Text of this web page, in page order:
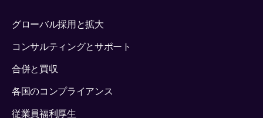
グローバル採用と拡大
コンサルティングとサポート
合併と買収
各国のコンプライアンス
従業員福利厚生